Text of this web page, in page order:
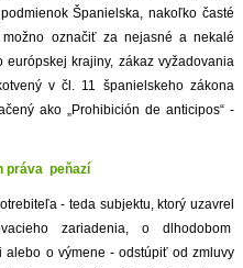
Španielska, nakoľko časté
možno označiť za nejasné a nekalé
krajiny, zákaz vyžadovania
v čl. 11 španielskeho zákona
ako „Prohibición de anticipos“ -
práva peňazí
- teda subjektu, ktorý uzavrel
zariadenia, o dlhodobom
o výmene - odstúpiť od zmluvy